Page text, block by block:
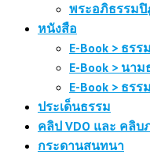
พระอภิธรรม
หนังสือ
E-Book > ธร
E-Book > นา
E-Book > ธรร
ประเด็นธรรม
คลิป VDO และ คลิบ
กระดานสนทนา